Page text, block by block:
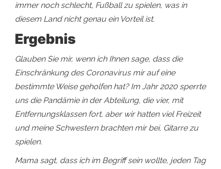
immer noch schlecht, Fußball zu spielen, was in
diesem Land nicht genau ein Vorteil ist.
Ergebnis
Glauben Sie mir, wenn ich Ihnen sage, dass die
Einschränkung des Coronavirus mir auf eine
bestimmte Weise geholfen hat? Im Jahr 2020 sperrte
uns die Pandämie in der Abteilung, die vier, mit
Entfernungsklassen fort, aber wir hatten viel Freizeit
und meine Schwestern brachten mir bei, Gitarre zu
spielen.
Mama sagt, dass ich im Begriff sein wollte, jeden Tag